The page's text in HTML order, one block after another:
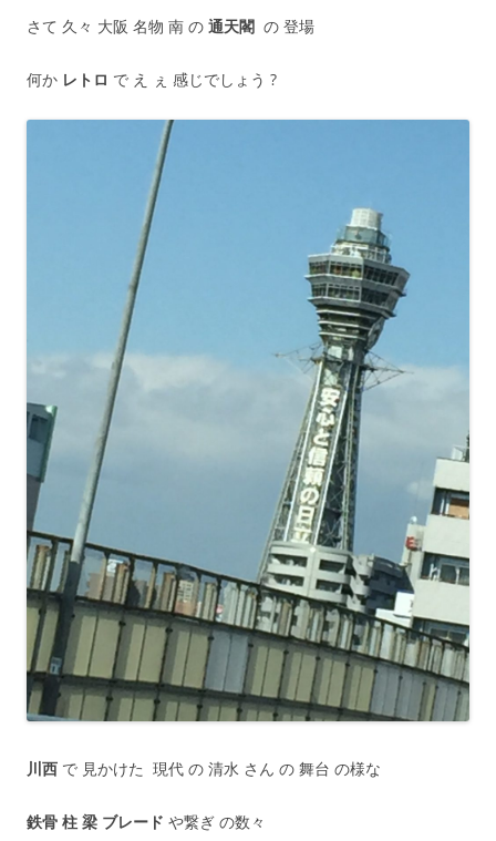
さて 久々 大阪 名物 南 の 通天閣 の 登場
何か レトロ で え ぇ 感じでしょう ?
川西 で 見かけた 現代 の 清水 さん の 舞台 の様な
鉄骨 柱 梁 ブレード や繋ぎ の数々